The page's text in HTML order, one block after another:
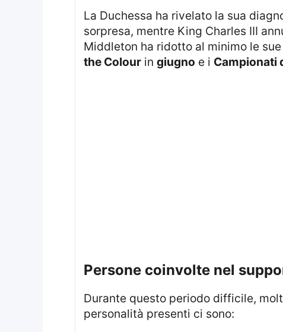
La Duchessa ha rivelato la sua
sorpresa, mentre King Charles III
Middleton ha ridotto al minimo le
the Colourin giugno e i Campionati
persone coinvolte nel
Durante questo periodo difficile, molti membri della famiglia e amici hanno fornito un sostegno fondamentale. Tra le
personalità presenti ci sono: